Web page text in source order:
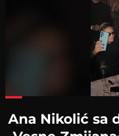
Ana Nikolić sa